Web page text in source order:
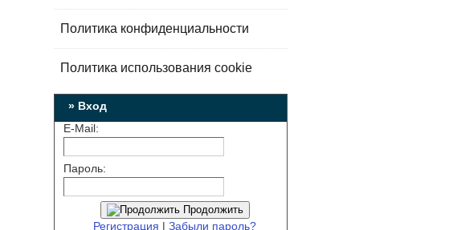
Политика конфиденциальности
Политика использования cookie
» Вход
E-Mail:
Пароль:
Продолжить
Регистрация |Забыли пароль?